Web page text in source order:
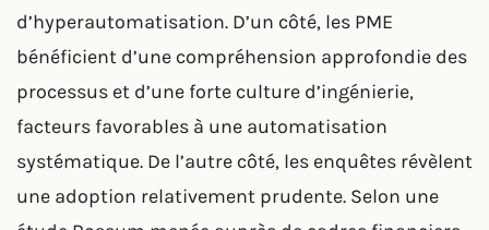
d’hyperautomatisation. D’un côté, les PME
bénéficient d’une compréhension approfondie des
processus et d’une forte culture d’ingénierie,
facteurs favorables à une automatisation
systématique. De l’autre côté, les enquêtes révèlent
une adoption relativement prudente. Selon une